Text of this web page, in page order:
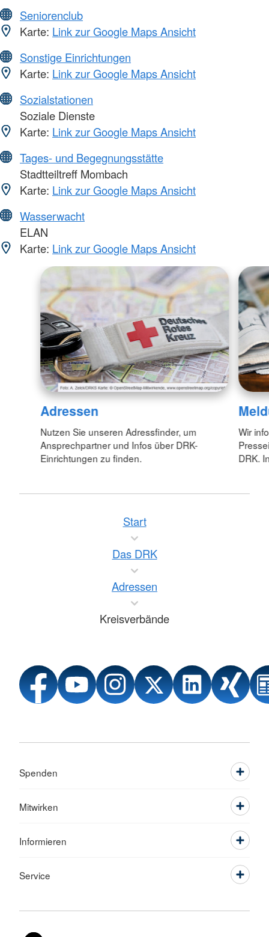
Seniorenclub
Karte: Link zur Google Maps Ansicht
Sonstige Einrichtungen
Karte: Link zur Google Maps Ansicht
Sozialstationen
Soziale Dienste
Karte: Link zur Google Maps Ansicht
Tages- und Begegnungsstätte
Stadtteiltreff Mombach
Karte: Link zur Google Maps Ansicht
Wasserwacht
ELAN
Karte: Link zur Google Maps Ansicht
Adressen
Nutzen Sie unseren Adressfinder, um
Ansprechpartner und Infos über DRK-
Einrichtungen zu finden.
Wir
DRK.
Start
Das DRK
Adressen
Kreisverbände
Spenden
Mitwirken
Informieren
Service
Sprache wechseln zu